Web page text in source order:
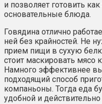
и позволяет готовить
основательные блюда.
Говядина отлично
ней без крайностей. Не
прием пищи в сухую
стоит маскировать
Намного эффективнее
подходящий способ
компаньоны. Тогда еда
удобной и действительно